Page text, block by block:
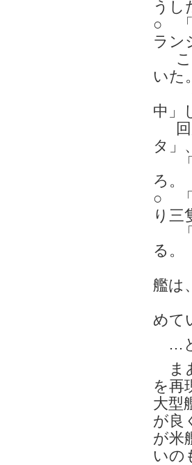
うし
○ 「
ラン
こ
いた。
例
中」
回
タ」
「
ろ。
○ 「
り三
「
る。
（
艦は
「
めて
…と
ま
を再
大型
が良
が米
いの